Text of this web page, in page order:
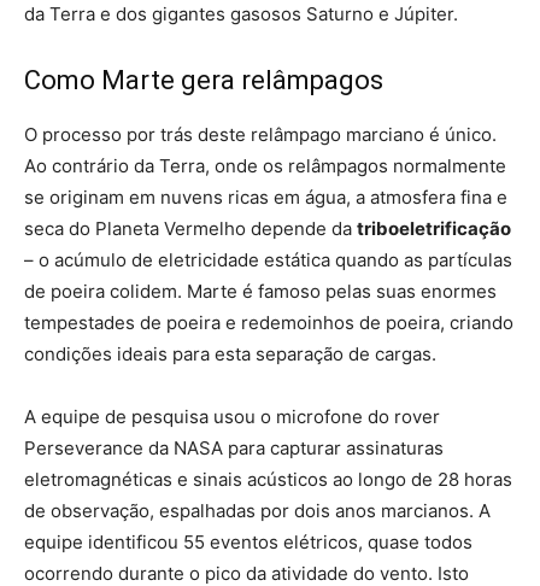
da Terra e dos gigantes gasosos Saturno e Júpiter.
Como Marte gera relâmpagos
O processo por trás deste relâmpago marciano é único.
Ao contrário da Terra, onde os relâmpagos normalmente
se originam em nuvens ricas em água, a atmosfera fina e
seca do Planeta Vermelho depende da triboeletrificação
– o acúmulo de eletricidade estática quando as partículas
de poeira colidem. Marte é famoso pelas suas enormes
tempestades de poeira e redemoinhos de poeira, criando
condições ideais para esta separação de cargas.
A equipe de pesquisa usou o microfone do rover
Perseverance da NASA para capturar assinaturas
eletromagnéticas e sinais acústicos ao longo de 28 horas
de observação, espalhadas por dois anos marcianos. A
equipe identificou 55 eventos elétricos, quase todos
ocorrendo durante o pico da atividade do vento. Isto